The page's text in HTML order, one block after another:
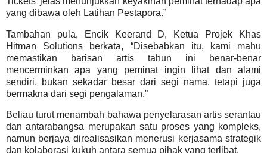
yang dibawa oleh Latihan Pestapora.”
Tambahan pula, Encik Keerand D, Ketua Projek Khas
Hitman Solutions berkata, “Disebabkan itu, kami mahu
memastikan barisan artis tahun ini benar-benar
mencerminkan apa yang peminat ingin lihat dan alami
sendiri, bukan sekadar besar dari segi nama, tetapi juga
bermakna dari segi pengalaman.”
Beliau turut menambah bahawa penyelarasan artis serantau
dan antarabangsa merupakan satu proses yang kompleks,
namun berjaya direalisasikan menerusi kerjasama strategik
dan kolaborasi kukuh antara semua pihak yang terlibat.